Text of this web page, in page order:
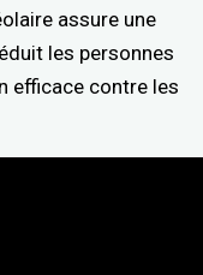
assure une
les personnes
efficace contre les